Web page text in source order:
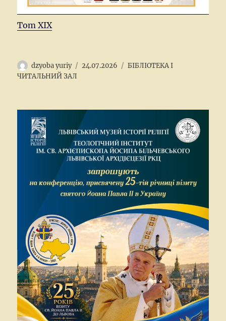
Tom XIX
Author
dzyoba yuriy
Posted
24.07.2026 Categories
БІБЛІОТЕКА І
ЧИТАЛЬНИЙ ЗАЛ